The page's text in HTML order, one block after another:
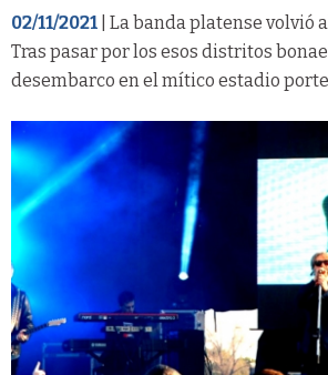
02/11/2021 | La banda platense volvió
Tras pasar por los esos distritos
desembarco en el mítico estadio